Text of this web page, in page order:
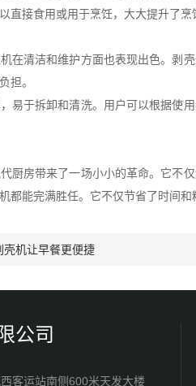
直接食用或用于烹饪，大大提升了烹
清洁和维护方面也表现出色。剥壳
担。
于拆卸和清洗。用户可以根据使用
房带来了一场小小的革命。它不仅
都能完满胜任。它不仅节省了时间
壳机让早餐更便捷
公司
客运站南侧600米天发大楼